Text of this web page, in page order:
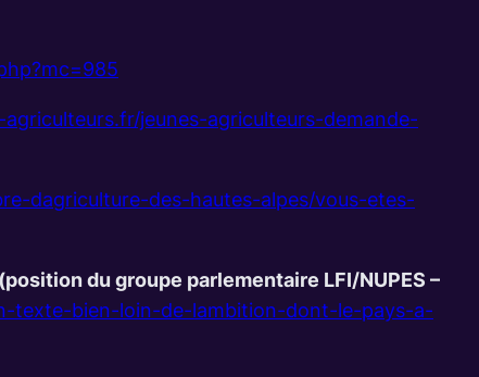
jeunes-agriculteurs-demande-
dagriculture-des-hautes-alpes/vous-etes-
du groupe parlementaire LFI/NUPES –
texte-bien-loin-de-lambition-dont-le-pays-a-